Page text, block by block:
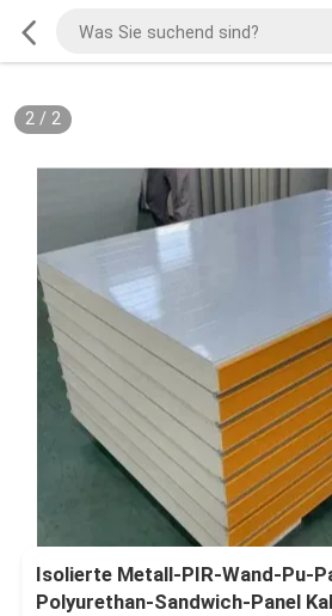
2/ 2
Isolierte Metall-PIR-Wand-Pu-
Polyurethan-Sandwich-Panel